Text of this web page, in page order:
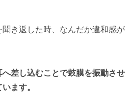
き返した時、なんだか違和感が
差し込むことで鼓膜を振動させ
ます。